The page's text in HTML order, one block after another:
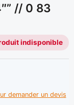
// 0 83
indisponible
demander un devis